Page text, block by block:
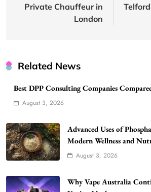
Private Chauffeur in
London
Related News
Best DPP Consulting Companies
August 3, 2026
Advanced Uses of
Modern Wellness and
August 3, 2026
Why Vape Australia